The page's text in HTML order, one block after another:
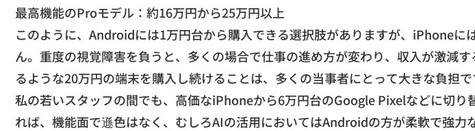
最高機能のProモデル：約16万円から25万円以上
​このように、 Androidには1万円台から購入できる選択肢がありますが、 iPhoneに
ん。 重度の視覚障害を負うと、多くの場合で仕事の進め方が変わり、 収入が激減す
るような20万円の端末を購入し続けることは、 多くの当事者にとって大きな負担で
​私の若いスタッフの間でも、 高価なiPhoneから6万円台のGoogle Pixelなどに切り
れば、機能面で遜色はなく、 むしろAIの活用においてはAndroidの方が柔軟で強力